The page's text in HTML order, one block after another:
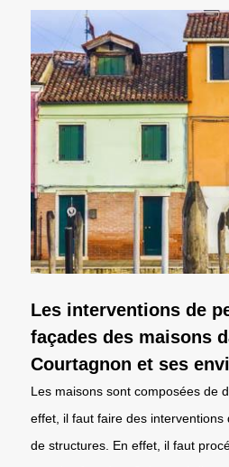
Les interventions de
façades des maisons
Courtagnon et ses
Les maisons sont composées de
effet, il faut faire des
de structures. En effet, il faut